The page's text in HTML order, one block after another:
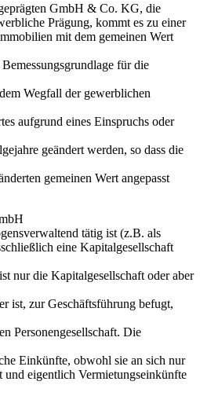
GmbH & Co. KG, die
Prägung, kommt es zu einer
mit dem gemeinen Wert
für die
Wegfall der gewerblichen
aufgrund eines Einspruchs oder
geändert werden, so dass die
gemeinen Wert angepasst
tätig ist (z.B. als
eine Kapitalgesellschaft
nur die Kapitalgesellschaft oder aber
ist, zur Geschäftsführung befugt,
Personengesellschaft. Die
Einkünfte, obwohl sie an sich nur
und eigentlich Vermietungseinkünfte